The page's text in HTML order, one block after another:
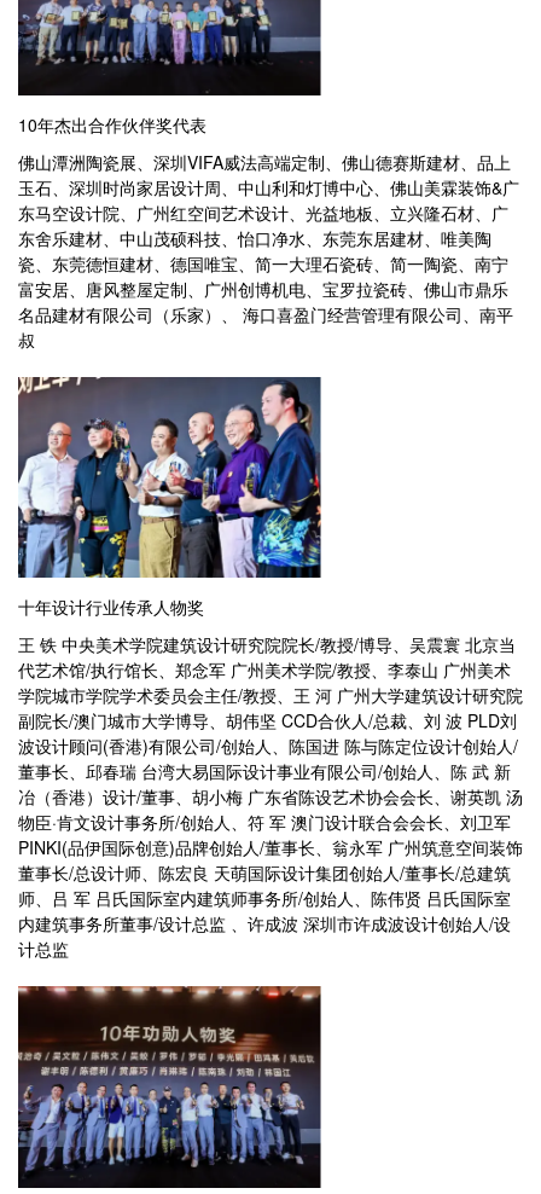
10年杰出合作伙伴奖代表
佛山潭洲陶瓷展、深圳VIFA威法高端定制、佛山德赛斯建材、品上
玉石、深圳时尚家居设计周、中山利和灯博中心、佛山美霖装饰&广
东马空设计院、广州红空间艺术设计、光益地板、立兴隆石材、广
东舍乐建材、中山茂硕科技、怡口净水、东莞东居建材、唯美陶
瓷、东莞德恒建材、德国唯宝、简一大理石瓷砖、简一陶瓷、南宁
富安居、唐风整屋定制、广州创博机电、宝罗拉瓷砖、佛山市鼎乐
名品建材有限公司（乐家）、 海口喜盈门经营管理有限公司、南平
叔
十年设计行业传承人物奖
王 铁 中央美术学院建筑设计研究院院长/教授/博导、吴震寰 北京当
代艺术馆/执行馆长、郑念军 广州美术学院/教授、李泰山 广州美术
学院城市学院学术委员会主任/教授、王 河 广州大学建筑设计研究院
副院长/澳门城市大学博导、胡伟坚 CCD合伙人/总裁、刘 波 PLD刘
波设计顾问(香港)有限公司/创始人、陈国进 陈与陈定位设计创始人/
董事长、邱春瑞 台湾大易国际设计事业有限公司/创始人、陈 武 新
冶（香港）设计/董事、胡小梅 广东省陈设艺术协会会长、谢英凯 汤
物臣·肯文设计事务所/创始人、符 军 澳门设计联合会会长、刘卫军
PINKI(品伊国际创意)品牌创始人/董事长、翁永军 广州筑意空间装饰
董事长/总设计师、陈宏良 天萌国际设计集团创始人/董事长/总建筑
师、吕 军 吕氏国际室内建筑师事务所/创始人、陈伟贤 吕氏国际室
内建筑事务所董事/设计总监 、许成波 深圳市许成波设计创始人/设
计总监